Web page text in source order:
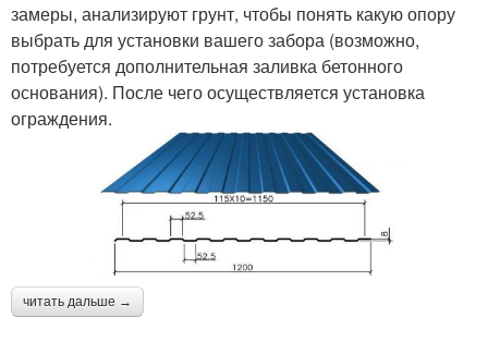
замеры, анализируют грунт, чтобы понять какую опору
выбрать для установки вашего забора (возможно,
потребуется дополнительная заливка бетонного
основания). После чего осуществляется установка
ограждения.
читать дальше →